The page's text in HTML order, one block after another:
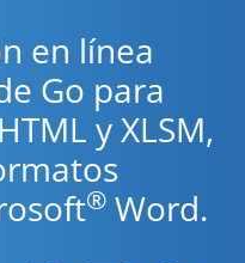
en línea
Go para
y XLSM,
® Word.